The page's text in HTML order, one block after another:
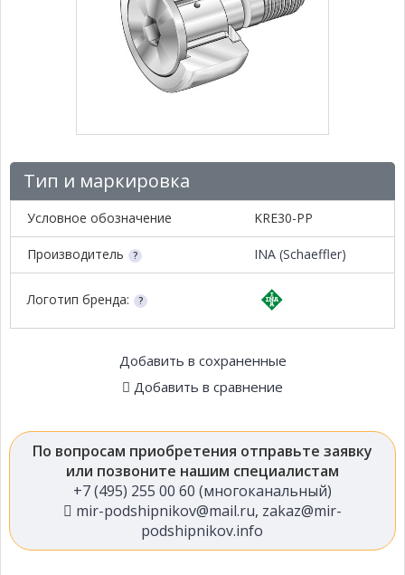
Тип и маркировка
Условное обозначение KRE30-PP
Производитель INA (Schaeffler)
Логотип бренда:
Добавить в сохраненные
Добавить в сравнение
По вопросам приобретения отправьте заявку
или позвоните нашим специалистам
+7 (495) 255 00 60 (многоканальный)
mir-podshipnikov@mail.ru, zakaz@mir-
podshipnikov.info